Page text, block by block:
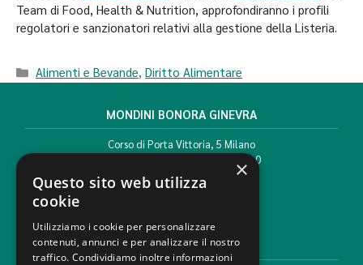
Team di Food, Health & Nutrition, approfondiranno i profili
regolatori e sanzionatori relativi alla gestione della Listeria.
Alimenti e Bevande, Diritto Alimentare
MONDINI BONORA GINEVRA
Corso di Porta Vittoria, 5 Milano
T. +39 02 777351 F. +39 02 784510
info@mbg.legal
AREE LEGALI
×
Questo sito web utilizza
cookie
Utilizziamo i cookie per personalizzare
contenuti, annunci e per analizzare il nostro
traffico. Condividiamo inoltre informazioni